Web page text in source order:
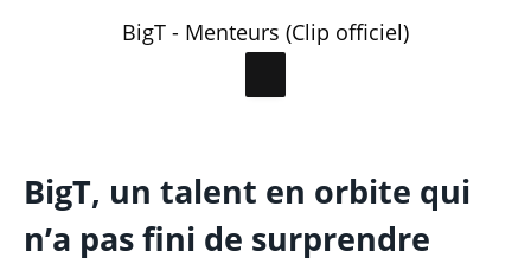
BigT - Menteurs (Clip officiel)
BigT, un talent en orbite qui
n’a pas fini de surprendre